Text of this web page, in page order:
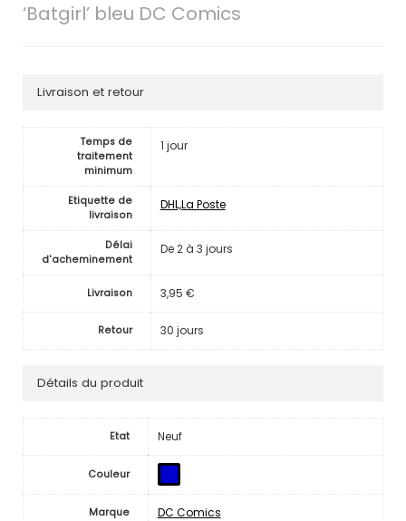
‘Batgirl’ bleu DC Comics
Livraison et retour
Temps de
traitement
minimum
1 jour
Etiquette de
livraison
DHL,La Poste
Délai
d'acheminement
De 2 à 3 jours
Livraison 3,95 €
Retour 30 jours
Détails du produit
Etat Neuf
Couleur
Marque DC Comics